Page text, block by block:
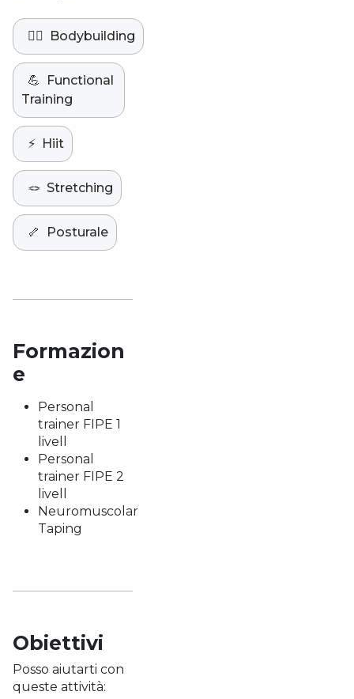
🏋️‍♀️ Bodybuilding
💪
Functional
Training
⚡️ Hiit
🪢 Stretching
🦴 Posturale
Formazion
e
Personal
trainer FIPE 1
livell
Personal
trainer FIPE 2
livell
Neuromuscolar
Taping
Obiettivi
Posso aiutarti con
queste attività: